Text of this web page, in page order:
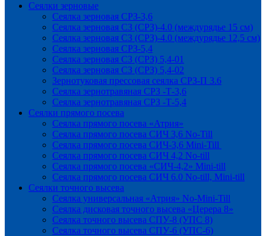
Сеялки зерновые
Сеялка зерновая СРЗ-3,6
Сеялка зерновая СЗ (СРЗ)-4.0 (междурядье 15 см)
Сеялка зерновая СЗ (СРЗ)-4.0 (междурядье 12,5 см)
Сеялка зерновая СРЗ-5,4
Сеялка зерновая СЗ (СРЗ) 5,4-01
Сеялка зерновая СЗ (СРЗ) 5,4-02
Зернотуковая прессовая сеялка СРЗ-П 3.6
Сеялка зернотравяная СРЗ -Т-3,6
Сеялка зернотравяная СРЗ -Т-5,4
Сеялки прямого посева
Сеялка прямого посева «Атрия»
Сеялка прямого посева СИЧ 3,6 No-Till
Сеялка прямого посева СИЧ-3,6 Mini-Till
Сеялка прямого посева СИЧ 4,2 No-till
Сеялка прямого посева «СИЧ-4,2» Mini-till
Сеялка прямого посева СИЧ 6.0 No-till, Mini-till
Сеялки точного высева
Сеялка универсальная «Атрия» No-Mini-Till
Сеялка дисковая точного высева «Церера 8»
Сеялка точного высева СПУ-8 (УПС 8)
Сеялка точного высева СПУ-6 (УПС-6)